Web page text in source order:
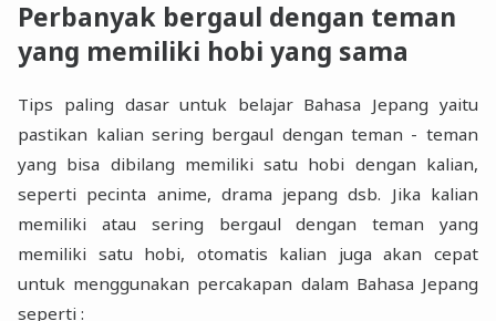
Perbanyak bergaul dengan teman
yang memiliki hobi yang sama
Tips paling dasar untuk belajar Bahasa Jepang yaitu
pastikan kalian sering bergaul dengan teman - teman
yang bisa dibilang memiliki satu hobi dengan kalian,
seperti pecinta anime, drama jepang dsb. Jika kalian
memiliki atau sering bergaul dengan teman yang
memiliki satu hobi, otomatis kalian juga akan cepat
untuk menggunakan percakapan dalam Bahasa Jepang
seperti :